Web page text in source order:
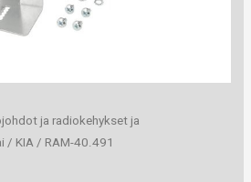
ja radiokehykset ja
/ KIA / RAM-40.491